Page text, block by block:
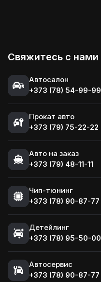
Свяжитесь с нами
Автосалон
+373 (78) 54-99-99
Прокат авто
+373 (79) 75-22-22
Авто на заказ
+373 (79) 48-11-11
Чип-тюнинг
+373 (78) 90-87-77
Детейлинг
+373 (78) 95-50-00
Автосервис
+373 (78) 90-87-77